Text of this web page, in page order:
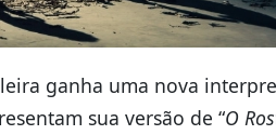
ganha uma nova
sua versão de “O